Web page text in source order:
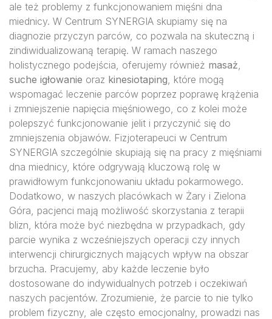
ale też problemy z funkcjonowaniem mięśni dna
miednicy. W Centrum SYNERGIA skupiamy się na
diagnozie przyczyn parców, co pozwala na skuteczną i
zindiwidualizowaną terapię. W ramach naszego
holistycznego podejścia, oferujemy również masaż,
suche igłowanie oraz kinesiotaping, które mogą
wspomagać leczenie parców poprzez poprawę krążenia
i zmniejszenie napięcia mięśniowego, co z kolei może
polepszyć funkcjonowanie jelit i przyczynić się do
zmniejszenia objawów. Fizjoterapeuci w Centrum
SYNERGIA szczególnie skupiają się na pracy z mięśniami
dna miednicy, które odgrywają kluczową rolę w
prawidłowym funkcjonowaniu układu pokarmowego.
Dodatkowo, w naszych placówkach w Żary i Zielona
Góra, pacjenci mają możliwość skorzystania z terapii
blizn, która może być niezbędna w przypadkach, gdy
parcie wynika z wcześniejszych operacji czy innych
interwencji chirurgicznych mających wpływ na obszar
brzucha. Pracujemy, aby każde leczenie było
dostosowane do indywidualnych potrzeb i oczekiwań
naszych pacjentów. Zrozumienie, że parcie to nie tylko
problem fizyczny, ale często emocjonalny, prowadzi nas